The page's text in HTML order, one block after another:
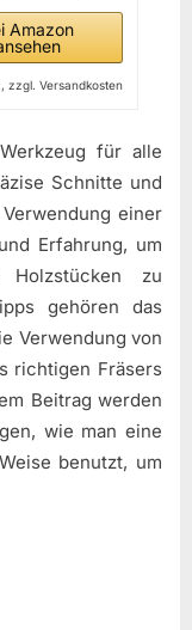
Amazon
zzgl. Versandkosten
für alle
Schnitte und
einer
Erfahrung, um
zu
gehören das
Verwendung von
richtigen Fräsers
Beitrag werden
wie man eine
benutzt, um